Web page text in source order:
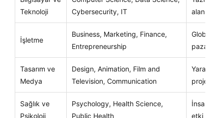
Teknoloji
Cybersecurity, IT
İşletme
Business, Marketing, Finance,
Entrepreneurship
Global
Tasarım ve
Medya
Design, Animation, Film and
Television, Communication
Sağlık ve
Psikoloji
Psychology, Health Science,
Public Health
İnsan
etki